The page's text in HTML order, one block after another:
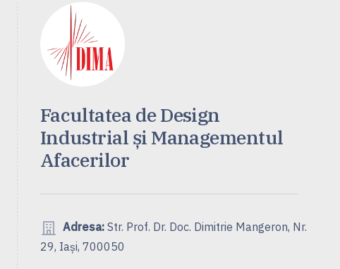
Facultatea de Design
Industrial și Managementul
Afacerilor
Adresa:Str. Prof. Dr. Doc. Dimitrie Mangeron, Nr.
29, Iași, 700050